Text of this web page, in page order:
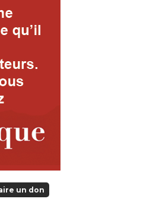
un don